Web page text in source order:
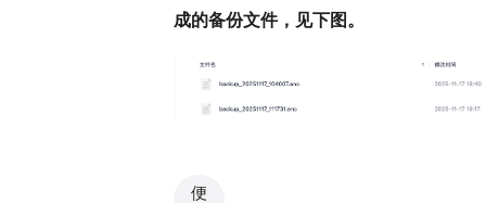
成的备份文件，见下图。
便